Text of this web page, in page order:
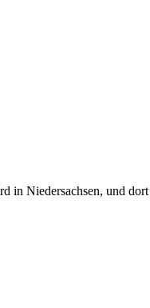
in Niedersachsen, und